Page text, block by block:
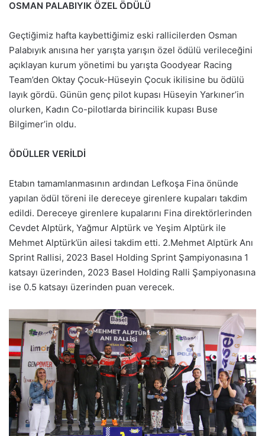
OSMAN PALABIYIK ÖZEL ÖDÜLÜ
Geçtiğimiz hafta kaybettiğimiz eski rallicilerden Osman
Palabıyık anısına her yarışta yarışın özel ödülü verileceğini
açıklayan kurum yönetimi bu yarışta Goodyear Racing
Team’den Oktay Çocuk-Hüseyin Çocuk ikilisine bu ödülü
layık gördü. Günün genç pilot kupası Hüseyin Yarkıner’in
olurken, Kadın Co-pilotlarda birincilik kupası Buse
Bilgimer’in oldu.
ÖDÜLLER VERİLDİ
Etabın tamamlanmasının ardından Lefkoşa Fina önünde
yapılan ödül töreni ile dereceye girenlere kupaları takdim
edildi. Dereceye girenlere kupalarını Fina direktörlerinden
Cevdet Alptürk, Yağmur Alptürk ve Yeşim Alptürk ile
Mehmet Alptürk’ün ailesi takdim etti. 2.Mehmet Alptürk Anı
Sprint Rallisi, 2023 Basel Holding Sprint Şampiyonasına 1
katsayı üzerinden, 2023 Basel Holding Ralli Şampiyonasına
ise 0.5 katsayı üzerinden puan verecek.